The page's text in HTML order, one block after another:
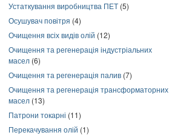
Устаткування виробництва ПЕТ (5)
Осушувач повітря (4)
Очищення всіх видів олій (12)
Очищення та регенерація індустріальних
масел (6)
Очищення та регенерація палив (7)
Очищення та регенерація трансформаторних
масел (13)
Патрони токарні (11)
Перекачування олій (1)